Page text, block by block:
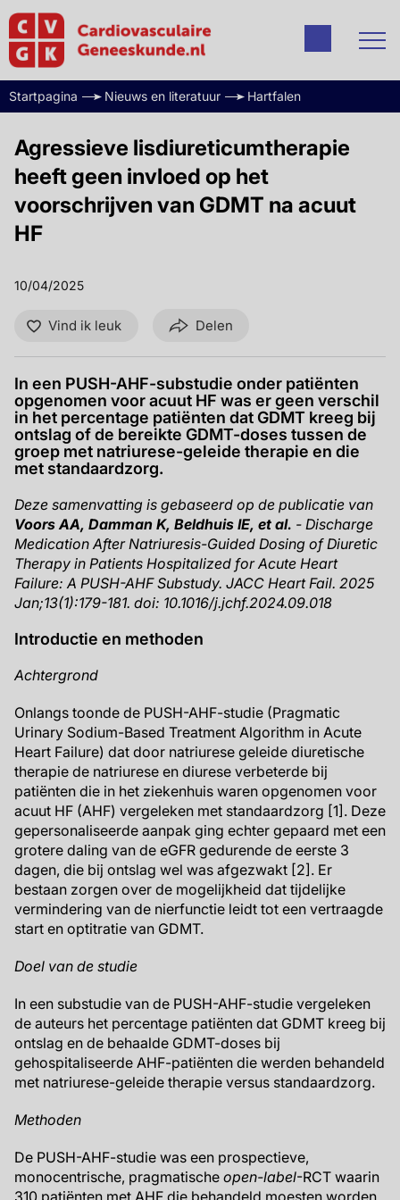
Startpagina Nieuws en literatuur Hartfalen
Agressieve lisdiureticumtherapie
heeft geen invloed op het
voorschrijven van GDMT na acuut
HF
10/04/2025
Vind ik leuk Delen
In een PUSH-AHF-substudie onder patiënten
opgenomen voor acuut HF was er geen verschil
in het percentage patiënten dat GDMT kreeg bij
ontslag of de bereikte GDMT-doses tussen de
groep met natriurese-geleide therapie en die
met standaardzorg.
Deze samenvatting is gebaseerd op de publicatie van
Voors AA, Damman K, Beldhuis IE, et al. - Discharge
Medication After Natriuresis-Guided Dosing of Diuretic
Therapy in Patients Hospitalized for Acute Heart
Failure: A PUSH-AHF Substudy. JACC Heart Fail. 2025
Jan;13(1):179-181. doi: 10.1016/j.jchf.2024.09.018
Introductie en methoden
Achtergrond
Onlangs toonde de PUSH-AHF-studie (Pragmatic
Urinary Sodium-Based Treatment Algorithm in Acute
Heart Failure) dat door natriurese geleide diuretische
therapie de natriurese en diurese verbeterde bij
patiënten die in het ziekenhuis waren opgenomen voor
acuut HF (AHF) vergeleken met standaardzorg [1]. Deze
gepersonaliseerde aanpak ging echter gepaard met een
grotere daling van de eGFR gedurende de eerste 3
dagen, die bij ontslag wel was afgezwakt [2]. Er
bestaan zorgen over de mogelijkheid dat tijdelijke
vermindering van de nierfunctie leidt tot een vertraagde
start en optitratie van GDMT.
Doel van de studie
In een substudie van de PUSH-AHF-studie vergeleken
de auteurs het percentage patiënten dat GDMT kreeg bij
ontslag en de behaalde GDMT-doses bij
gehospitaliseerde AHF-patiënten die werden behandeld
met natriurese-geleide therapie versus standaardzorg.
Methoden
De PUSH-AHF-studie was een prospectieve,
monocentrische, pragmatische open-label-RCT waarin
310 patiënten met AHF die behandeld moesten worden